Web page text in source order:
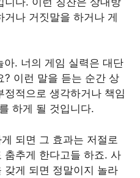
나 거짓말을 하거나 게
아. 너의 게임 실력은 대단
? 이런 말을 듣는 순간 상
적으로 생각하거나 책임
하게 될 것입니다.
되면 그 효과는 저절로
춤추게 한다고들 하죠. 사
갖게 되면 정말이지 놀라